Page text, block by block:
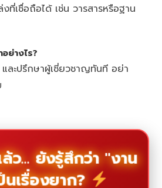
ที่เชื่อถือได้ เช่น วารสารหรือฐาน
ย่างไร?
และปรึกษาผู้เชี่ยวชาญทันที อย่า
ว... ยังรู้สึกว่า "งาน
นเรื่องยาก?